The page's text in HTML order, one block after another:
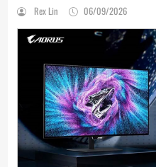
Rex Lin 06/09/2026